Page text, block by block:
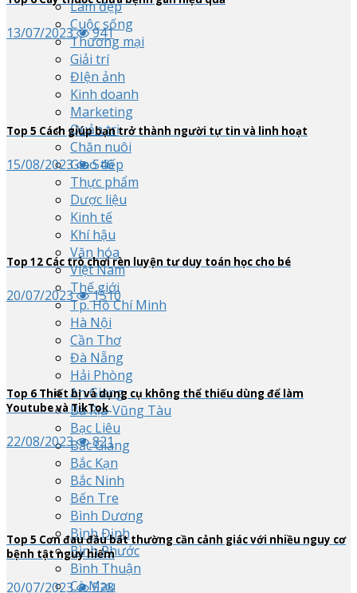
Làm đẹp
Cuộc sống
Thương mại
Giải trí
ĐIện ảnh
Kinh doanh
Marketing
Quản trị
Chăn nuôi
Giao tiếp
Thực phẩm
Dược liệu
Kinh tế
Khí hậu
Văn hóa
Việt Nam
Thế giới
Tp. Hồ Chí Minh
Hà Nội
Cần Thơ
Đà Nẵng
Hải Phòng
An Giang
Bà Rịa-Vũng Tàu
Bạc Liêu
Bắc Giang
Bắc Kạn
Bắc Ninh
Bến Tre
Bình Dương
Bình Định
Bình Phước
Bình Thuận
Cà Mau
13/07/2023 941
Top 5 Cách giúp bạn trở thành người tự tin và linh hoạt
15/08/2023 546
Top 12 Các trò chơi rèn luyện tư duy toán học cho bé
20/07/2023 1510
Top 6 Thiết bị và dụng cụ không thể thiếu dùng để làm
Youtube và TikTok
22/08/2023 821
Top 5 Cơn đau đầu bất thường cần cảnh giác với nhiều nguy cơ
bệnh tật nguy hiểm
20/07/2023 528